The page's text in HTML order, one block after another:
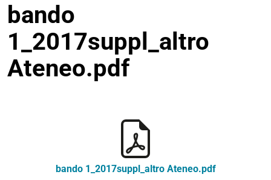
bando
1_2017suppl_altro
Ateneo.pdf
bando 1_2017suppl_altro Ateneo.pdf